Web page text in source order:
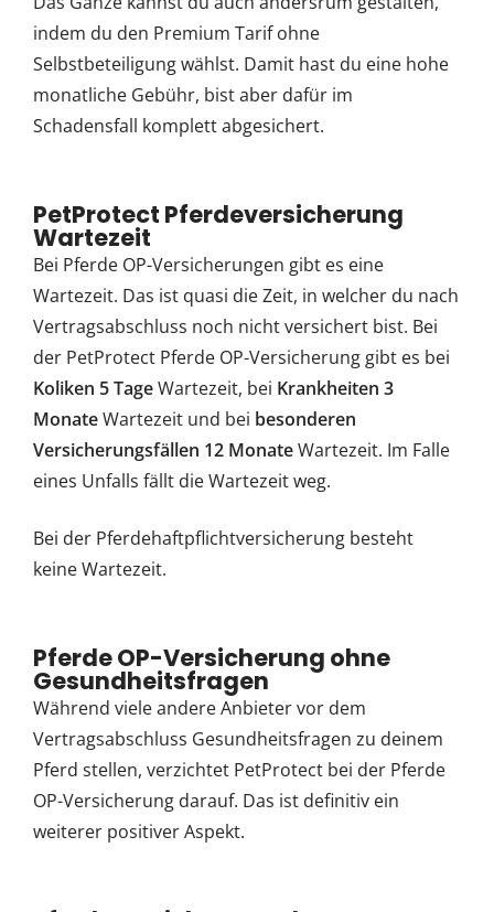
indem du den Premium Tarif ohne
Selbstbeteiligung wählst. Damit hast du eine hohe
monatliche Gebühr, bist aber dafür im
Schadensfall komplett abgesichert.
PetProtect Pferdeversicherung
Wartezeit
Bei Pferde OP-Versicherungen gibt es eine
Wartezeit. Das ist quasi die Zeit, in welcher du nach
Vertragsabschluss noch nicht versichert bist. Bei
der PetProtect Pferde OP-Versicherung gibt es bei
Koliken 5 TageWartezeit, bei Krankheiten 3
MonateWartezeit und bei besonderen
Versicherungsfällen 12 MonateWartezeit. Im Falle
eines Unfalls fällt die Wartezeit weg.
Bei der Pferdehaftpflichtversicherung besteht
keine Wartezeit.
Pferde OP-Versicherung ohne
Gesundheitsfragen
Während viele andere Anbieter vor dem
Vertragsabschluss Gesundheitsfragen zu deinem
Pferd stellen, verzichtet PetProtect bei der Pferde
OP-Versicherung darauf. Das ist definitiv ein
weiterer positiver Aspekt.